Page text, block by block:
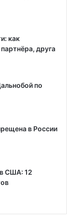
как
друга
по
в России
США: 12